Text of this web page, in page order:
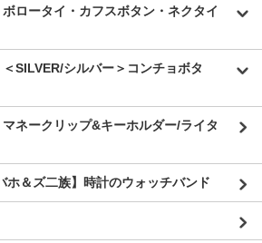
ロータイ・カフスボタン・ネクタイ
SILVER/シルバー＞コンチョボタ
ネークリップ&キーホルダー/ライタ
ホ＆ズ二族】時計のウォッチバンド